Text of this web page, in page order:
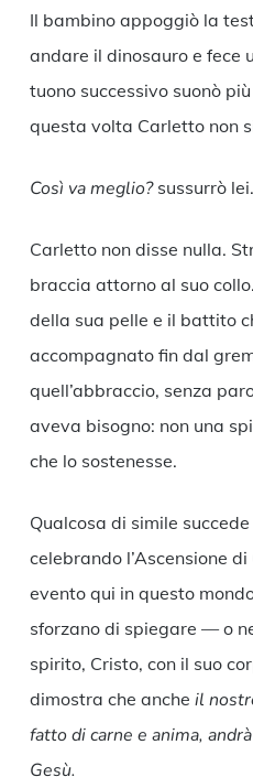
Il bambino appoggiò la
andare il dinosauro e fece
tuono successivo suonò
questa volta Carletto non
Così va meglio?sussurrò lei.
Carletto non disse nulla.
braccia attorno al suo
della sua pelle e il battito
accompagnato fin dal
quell’abbraccio, senza
aveva bisogno: non una
che lo sostenesse.
Qualcosa di simile
celebrando l’Ascensione
evento qui in questo
sforzano di spiegare — o
spirito, Cristo, con il suo
dimostra che anche il
fatto di carne e anima,
Gesù.